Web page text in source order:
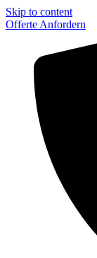
Skip to content
Offerte Anfordern